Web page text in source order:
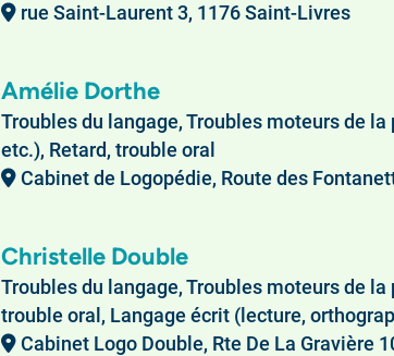
rue Saint-Laurent 3, 1176 Saint-Livres
Amélie Dorthe
Troubles du langage, Troubles moteurs de
etc.), Retard, trouble oral
Cabinet de Logopédie, Route des
Christelle Double
Troubles du langage, Troubles moteurs de
trouble oral, Langage écrit (lecture,
Cabinet Logo Double, Rte De La Gravière